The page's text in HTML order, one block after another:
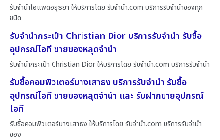
รับจำนำไอแพดอยุธยา ให้บริการโดย รับจํานํา.com บริการรับจำนำของทุก
ชนิด
รับจำนำกระเป๋า Christian Dior บริการรับจำนำ รับซื้อ
อุปกรณ์ไอที ขายของหลุดจำนำ
รับจำนำกระเป๋า Christian Dior ให้บริการโดย รับจํานํา.com บริการรับจำนำ
รับซื้อคอมพิวเตอร์บางเสาธง บริการรับจำนำ รับซื้อ
อุปกรณ์ไอที ขายของหลุดจำนำ และ รับฝากขายอุปกรณ์
ไอที
รับซื้อคอมพิวเตอร์บางเสาธง ให้บริการโดย รับจํานํา.com บริการรับจำนำ
ของ